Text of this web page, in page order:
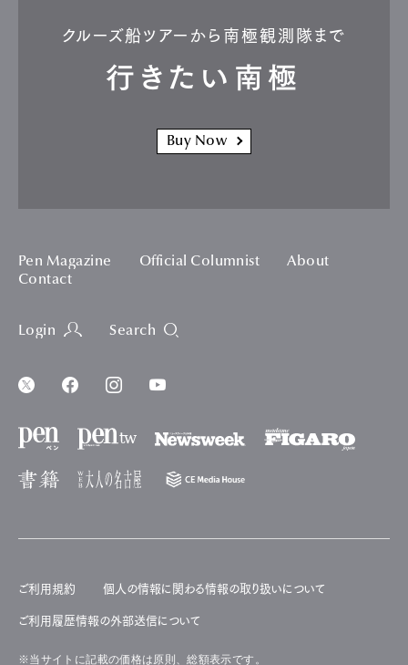
クルーズ船ツアーから南極観測隊まで
行きたい南極
Buy Now
Pen Magazine Official Columnist
About
Contact
Login Search
ご利用規約 個人の情報に関わる情報の取り扱いについて
ご利用履歴情報の外部送信について
※当サイトに記載の価格は原則、総額表示です。